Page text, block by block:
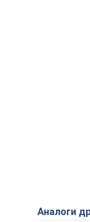
Аналоги